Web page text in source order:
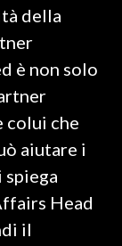
della
è non solo
colui che
aiutare i
Head
il